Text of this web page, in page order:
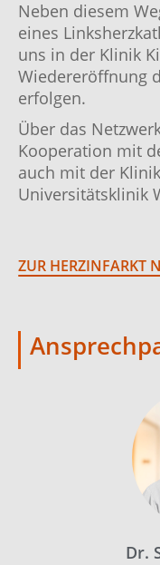
Neben diesem
eines
uns in der Klinik
Wiedereröffnung
erfolgen.
Über das
Kooperation mit
auch mit der
Universitätsklinik
ZUR HERZINFARKT
Dr.